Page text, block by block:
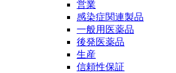
営業
感染症関連製品
一般用医薬品
後発医薬品
生産
信頼性保証